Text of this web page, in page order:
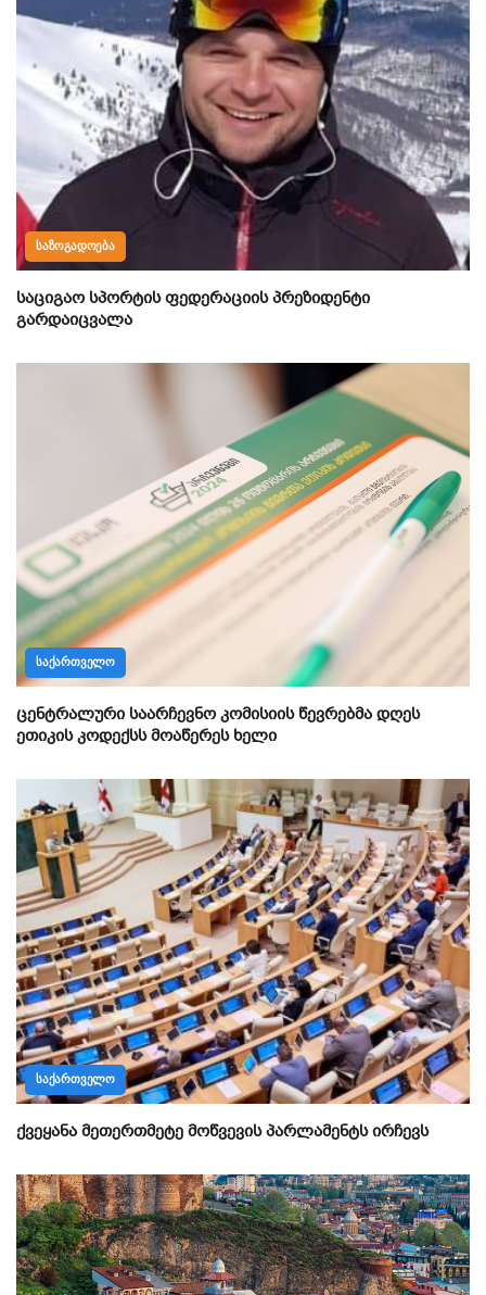
ᲡᲐᲖᲝᲒᲐᲓᲝᲔᲑᲐ
საციგაო სპორტის ფედერაციის პრეზიდენტი
გარდაიცვალა
ᲡᲐᲥᲐᲠᲗᲕᲔᲚᲝ
ცენტრალური საარჩევნო კომისიის წევრებმა დღეს
ეთიკის კოდექსს მოაწერეს ხელი
ᲡᲐᲥᲐᲠᲗᲕᲔᲚᲝ
ქვეყანა მეთერთმეტე მოწვევის პარლამენტს ირჩევს